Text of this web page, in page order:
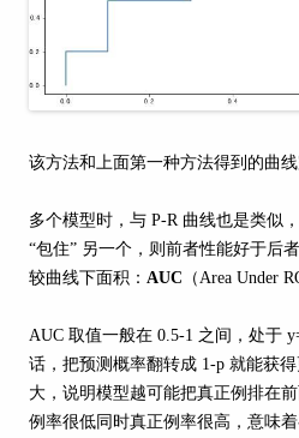
该方法和上面第一种方法得到的曲线
多个模型时，与 P-R 曲线也是类似
“包住” 另一个，则前者性能好于后
较曲线下面积： AUC （Area Under
AUC 取值一般在 0.5-1 之间，处于
话，把预测概率翻转成 1-p 就能获
大，说明模型越可能把真正例排在
例率很低同时真正例率很高，意味